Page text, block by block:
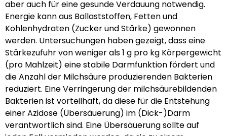
aber auch für eine gesunde Verdauung notwendig.
Energie kann aus Ballaststoffen, Fetten und
Kohlenhydraten (Zucker und Stärke) gewonnen
werden. Untersuchungen haben gezeigt, dass eine
Stärkezufuhr von weniger als 1 g pro kg Körpergewicht
(pro Mahlzeit) eine stabile Darmfunktion fördert und
die Anzahl der Milchsäure produzierenden Bakterien
reduziert. Eine Verringerung der milchsäurebildenden
Bakterien ist vorteilhaft, da diese für die Entstehung
einer Azidose (Übersäuerung) im (Dick-)Darm
verantwortlich sind. Eine Übersäuerung sollte auf